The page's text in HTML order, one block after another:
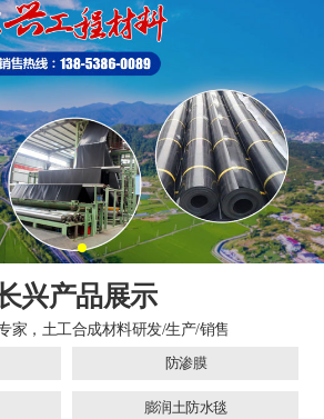
兴产品展示
家，土工合成材料研发/生产/销售
防渗膜
膨润土防水毯